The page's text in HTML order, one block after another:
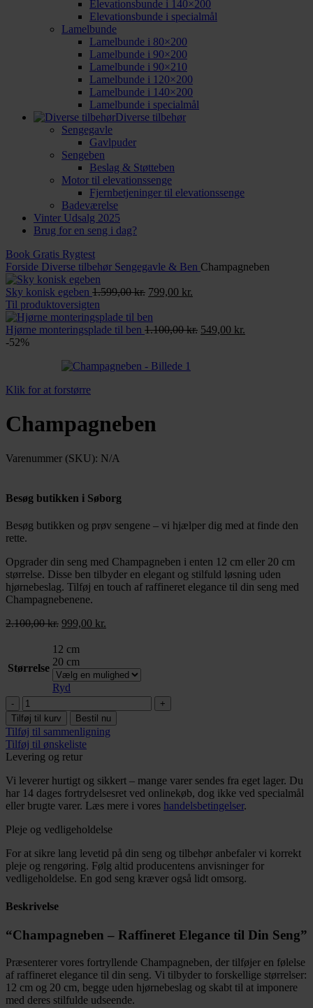
Elevationsbunde i 140×200
Elevationsbunde i specialmål
Lamelbunde
Lamelbunde i 80×200
Lamelbunde i 90×200
Lamelbunde i 90×210
Lamelbunde i 120×200
Lamelbunde i 140×200
Lamelbunde i specialmål
Diverse tilbehør
Sengegavle
Gavlpuder
Sengeben
Beslag & Støtteben
Motor til elevationssenge
Fjernbetjeninger til elevationssenge
Badeværelse
Vinter Udsalg 2025
Brug for en seng i dag?
Book Gratis Rygtest
Forside Diverse tilbehør Sengegavle & Ben Champagneben
Sky konisk egeben 1.599,00kr. Den
pris
var:
799,00 kr.
er:
Til produktoversigten
Hjørne monteringsplade til ben 1.100,00kr. Den
549,00 kr.
-52%
Klik for at forstørre
Champagneben
Varenummer (SKU): N/A
Besøg butikken i Søborg
Besøg butikken og prøv sengene – vi hjælper dig med at finde den
rette.
Opgrader din seng med Champagneben i enten 12 cm eller 20 cm
størrelse. Disse ben tilbyder en elegant og stilfuld løsning uden
hjørnebeslag. Tilføj en touch af raffineret elegance til din seng med
Champagnebenene.
2.100,00kr. Den
pris
var:
2.100,00 kr..
999,00 kr.
999,00 kr..
Størrelse
12 cm
20 cm
Ryd
Champagneben
antal
Tilføj til kurv Bestil nu
Tilføj til sammenligning
Tilføj til ønskeliste
Levering og retur
Vi leverer hurtigt og sikkert – mange varer sendes fra eget lager. Du
har 14 dages fortrydelsesret ved onlinekøb, dog ikke ved specialmål
eller brugte varer. Læs mere i vores handelsbetingelser.
Pleje og vedligeholdelse
For at sikre lang levetid på din seng og tilbehør anbefaler vi korrekt
pleje og rengøring. Følg altid producentens anvisninger for
vedligeholdelse. En god seng kræver også lidt omsorg.
Beskrivelse
“Champagneben – Raffineret Elegance til Din Seng”
Præsenterer vores fortryllende Champagneben, der tilføjer en følelse
af raffineret elegance til din seng. Vi tilbyder to forskellige størrelser:
12 cm og 20 cm, begge uden hjørnebeslag og skabt til at imponere
med deres stilfulde udseende.